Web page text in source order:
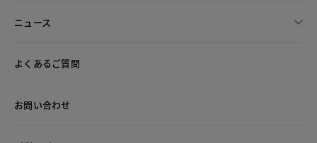
ニュース
よくあるご質問
お問い合わせ